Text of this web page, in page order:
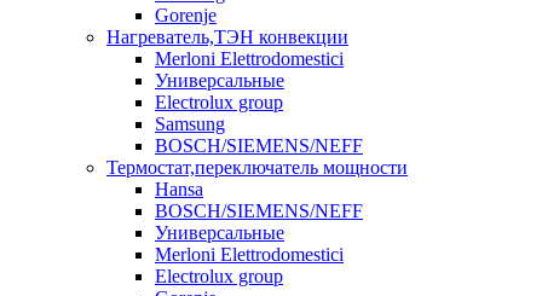
Gorenje
Нагреватель,ТЭН конвекции
Merloni Elettrodomestici
Универсальные
Electrolux group
Samsung
BOSCH/SIEMENS/NEFF
Термостат,переключатель мощности
Hansa
BOSCH/SIEMENS/NEFF
Универсальные
Merloni Elettrodomestici
Electrolux group